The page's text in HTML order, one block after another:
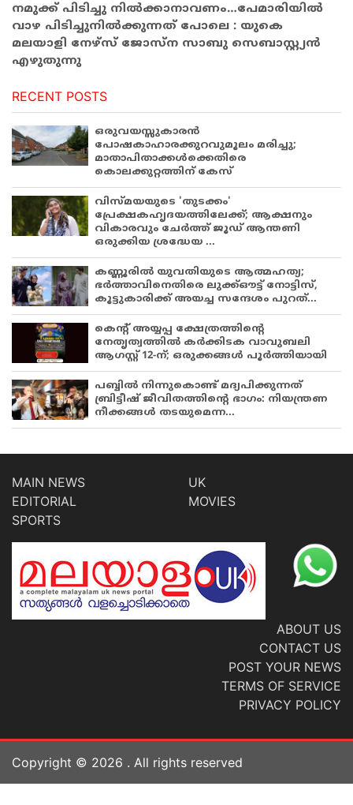
നമുക്ക് പിടിച്ചു നിൽക്കാനാവണം…പേമാരിയിൽ
വാഴ പിടിച്ചുനിൽക്കുന്നത് പോലെ : യുകെ
മലയാളി നേഴ്സ് ജോസ്ന സാബു സെബാസ്റ്റ്യൻ
എഴുതുന്നു
RECENT POSTS
ഒരുവയസ്സുകാരൻ
പോഷകാഹാരക്കുറവുമൂലം മരിച്ചു;
മാതാപിതാക്കൾക്കെതിരെ
കൊലക്കുറ്റത്തിന് കേസ്
വിസ്മയയുടെ 'തുടക്കം'
പ്രേക്ഷകഹൃദയത്തിലേക്ക്; ആക്ഷനും
വികാരവും ചേർത്ത് ജൂഡ് ആന്തണി
ഒരുക്കിയ ശ്രദ്ധേയ ...
കണ്ണൂരിൽ യുവതിയുടെ ആത്മഹത്യ;
ഭർത്താവിനെതിരെ ലുക്ക്ഔട്ട് നോട്ടിസ്,
കൂട്ടുകാരിക്ക് അയച്ച സന്ദേശം പുറത്...
കെന്റ് അയ്യപ്പ ക്ഷേത്രത്തിന്റെ
നേതൃത്വത്തിൽ കർക്കിടക വാവുബലി
ആഗസ്റ്റ് 12-ന്; ഒരുക്കങ്ങൾ പൂർത്തിയായി
പബ്ബില്‍ നിന്നുകൊണ്ട് മദ്യപിക്കുന്നത്
ബ്രിട്ടീഷ് ജീവിതത്തിന്റെ ഭാഗം: നിയന്ത്രണ
നീക്കങ്ങള്‍ തടയുമെന്ന...
MAIN NEWS
EDITORIAL
SPORTS
UK
MOVIES
ABOUT US
CONTACT US
POST YOUR NEWS
TERMS OF SERVICE
PRIVACY POLICY
Copyright © 2026 . All rights reserved